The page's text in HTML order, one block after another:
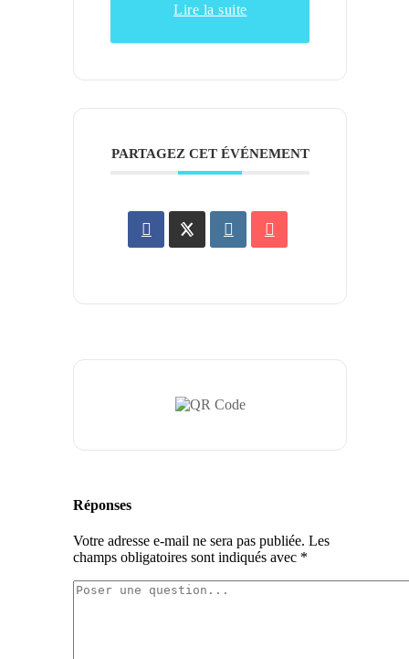
Lire la suite
PARTAGEZ CET ÉVÉNEMENT
Réponses
Votre adresse e-mail ne sera pas publiée. Les
champs obligatoires sont indiqués avec *